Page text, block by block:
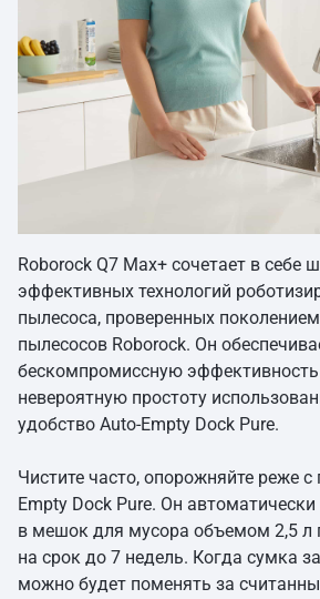
Roborock Q7 Max+ сочетает в себе
эффективных технологий
пылесоса, проверенных
пылесосов Roborock. Он
бескомпромиссную эффективность
невероятную простоту
удобство Auto-Empty Dock Pure.
Чистите часто, опорожняйте реже
Empty Dock Pure. Он
в мешок для мусора объемом 2,5 л
на срок до 7 недель. Когда сумка
можно будет поменять за